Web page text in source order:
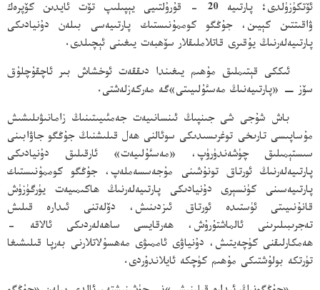
ئۆتكۈزۈلدى؛ پارتىيە 20 - قۇرۇلتىيى يېپىلىپ تۆت ئايدىن كۆپرەك
ۋاقىتتىن كېيىن، جۇڭگو كوممۇنىستىك پارتىيەسى بىلەن دۇنيادىكى
پارتىيەلەرنىڭ يۇقىرى قاتلاملىقلار سۆھبەت يىغىنى ئېچىلدى.
ئىككى قېتىملىق مۇھىم يىغىندا دىققەت ئوخشاش بىر ئاچقۇچلۇق
سۆز − «پارتىيەنىڭ مەسئۇلىيىتى»گە مەركەزلەشتى.
باش شۇجى شى جىنپىڭ ئىنسانىيەت جەمئىيىتىنىڭ زامانىۋىلىشىش
مۇساپىسى تارىخى توغرىسىدىكى سوئالنى ھەل قىلىشنىڭ جۇڭگو جاۋابىنى
سىستېمىلىق چۈشەندۈرۈپ، «مەسئۇلىيەت» ئارقىلىق دۇنيادىكى
پارتىيەلەرنىڭ ئورتاق تونۇشىنى مۇجەسسەملەپ، جۇڭگو كوممۇنىستىك
پارتىيەسىنى كۈنسېرى دۇنيادىكى پارتىيەلەرنىڭ ھاكىمىيەت يۈرگۈزۈش
قانۇنىيىتى ئۈستىدە ئورتاق ئىزدىنىش، دۆلەتنى ئىدارە قىلىش
تەجرىبىلىرىنى ئالماشتۇرۇش، ھەرقايسى ساھەلەردىكى ئالاقە -
ھەمكارلىقنى كۈچەيتىش، دۇنياۋى ئاممىۋى مەھسۇلاتلارنى بەرپا قىلىشىغا
تۈرتكە بولۇشتىكى مۇھىم كۈچكە ئايلاندۇردى.